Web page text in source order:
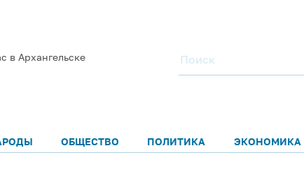
в Архангельске
ОБЩЕСТВО ПОЛИТИКА ЭКОНОМИКА